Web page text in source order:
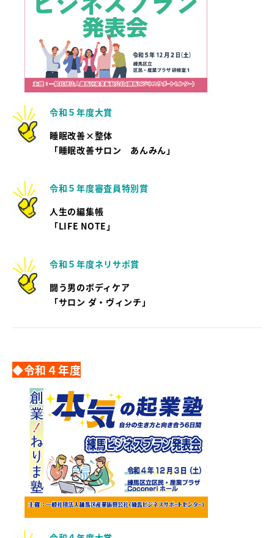
令和５年度大賞
睡眠改善×整体
「睡眠改善サロン あんみん」
令和５年度審査員特別賞
人生の編集帳
「LIFE NOTE」
令和５年度ネリサポ賞
闘う男のボディケア
「サロン ダ・ヴィンチ」
◆令和４年度